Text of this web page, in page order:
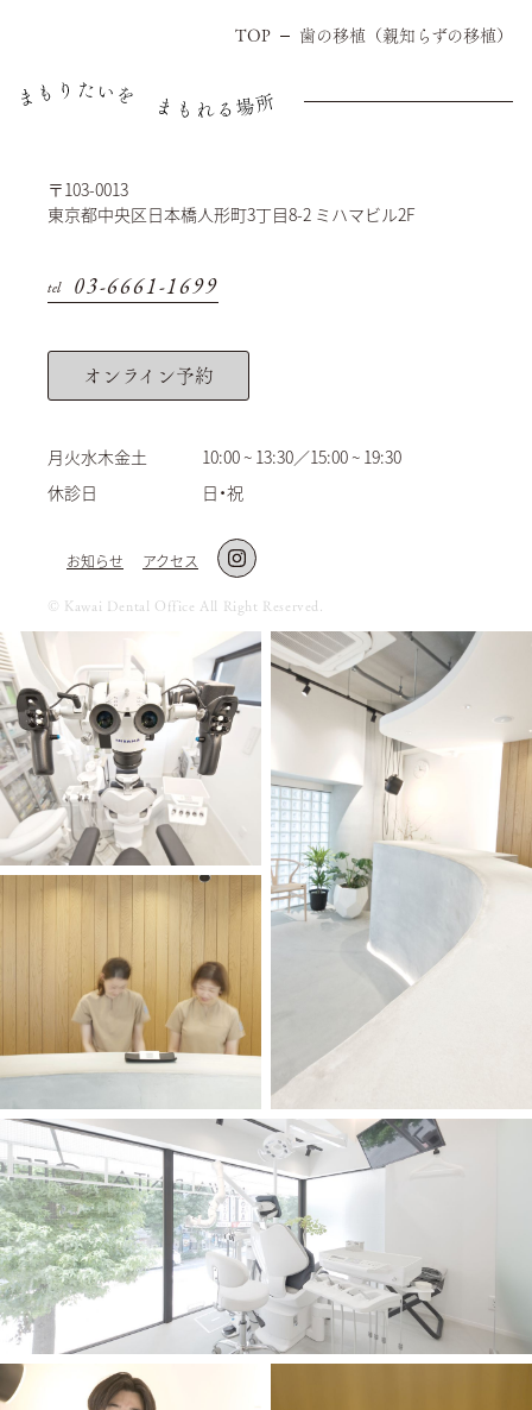
TOP 歯の移植（親知らずの移植）
〒103-0013
東京都中央区日本橋人形町3丁目8-2 ミハマビル2F
tel 03-6661-1699
オンライン予約
月火水木金土
10:00 ~ 13:30／15:00 ~ 19:30
休診日
日・祝
お知らせ アクセス
©︎ Kawai Dental Office All Right Reserved.